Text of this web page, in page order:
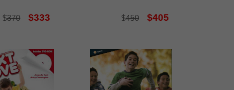
$370 $333 $450 $405